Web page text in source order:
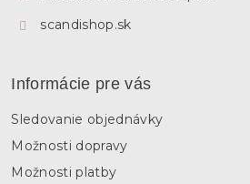
scandishop.sk
Informácie pre vás
Sledovanie objednávky
Možnosti dopravy
Možnosti platby